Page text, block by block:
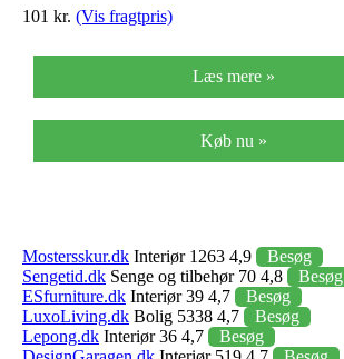
101 kr. (Vis fragtpris)
Læs mere »
Køb nu »
Mostersskur.dk Interiør 1263 4,9
Besøg
Sengetid.dk Senge og tilbehør 70 4,8
Besøg
ESfurniture.dk Interiør 39 4,7
Besøg
LuxoLiving.dk Bolig 5338 4,7
Besøg
Lepong.dk Interiør 36 4,7
Besøg